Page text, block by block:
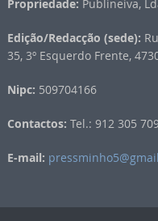
Propriedade: Publineiva,
Edição/Redacção (sede):
35, 3º Esquerdo Frente,
Nipc: 509704166
Contactos: Tel.: 912 305
E-mail: